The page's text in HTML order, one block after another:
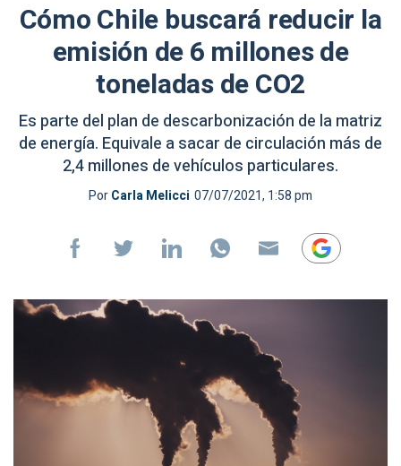
Cómo Chile buscará reducir la
emisión de 6 millones de
toneladas de CO2
Es parte del plan de descarbonización de la matriz
de energía. Equivale a sacar de circulación más de
2,4 millones de vehículos particulares.
PorCarla Melicci 07/07/2021, 1:58 pm